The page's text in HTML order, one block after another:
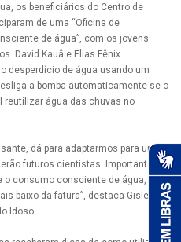
os beneficiários do Centro de
de uma “Oficina de
de água”, com os jovens
David Kauâ e Elias Fênix
desperdício de água usando um
a bomba automaticamente se o
reutilizar água das chuvas no
dá para adaptarmos para uma
futuros cientistas. Importante,
consumo consciente de água, para
baixo da fatura”, destaca Gislene
Idoso.